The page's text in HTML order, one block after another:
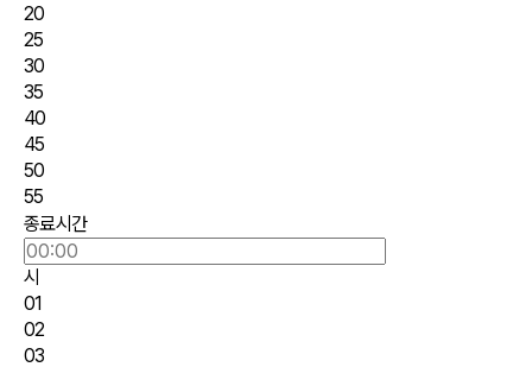
20
25
30
35
40
45
50
55
종료시간
시
01
02
03